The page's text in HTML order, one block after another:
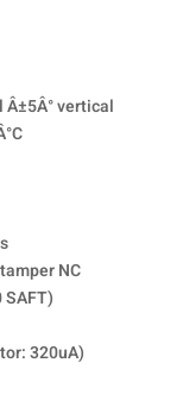
Â±5Â° vertical
NC
320uA)